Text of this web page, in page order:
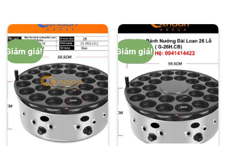
Giảm giá! Giảm giá!